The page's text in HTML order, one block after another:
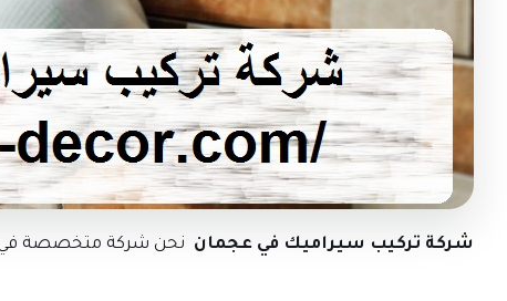
شركة تركيب سيراميك في عجمان نحن شركة متخصصة في